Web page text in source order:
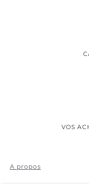
VOS
A propos